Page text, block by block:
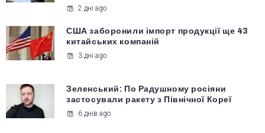
2 дні ago
США заборонили імпорт продукції ще 43
китайських компаній
3 дні ago
Зеленський: По Радушному росіяни
застосували ракету з Північної Кореї
6 днів ago